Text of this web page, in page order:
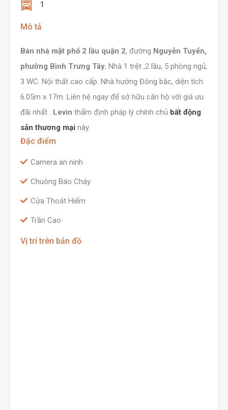
1
Mô tả
Bán nhà mặt phố 2 lầu quận 2, đường Nguyễn Tuyển,
phường Bình Trưng Tây. Nhà 1 trệt ,2 lầu, 5 phòng ngủ,
3 WC. Nội thất cao cấp. Nhà hướng Đông bắc, diện tích
6.05m x 17m. Liên hệ ngay để sở hữu căn hộ với giá ưu
đãi nhất . Levin thẩm định pháp lý chính chủ bất động
sản thương mại này.
Đặc điểm
Camera an ninh
Chuông Báo Cháy
Cửa Thoát Hiểm
Trần Cao
Vị trí trên bản đồ